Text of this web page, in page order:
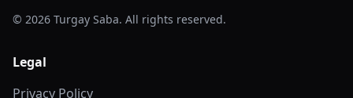
© 2026 Turgay Saba. All rights reserved.
Legal
Privacy Policy